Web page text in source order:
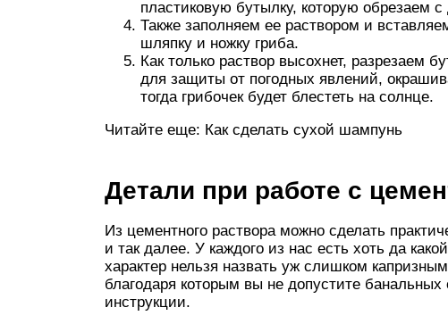
пластиковую бутылку, которую обрезаем с
Также заполняем ее раствором и
шляпку и ножку гриба.
Как только раствор высохнет, разрезаем
для защиты от погодных явлений,
тогда грибочек будет блестеть на солнце.
Читайте еще: Как сделать сухой шампунь
Детали при работе с
Из цементного раствора можно сделать
и так далее. У каждого из нас есть хоть да
характер нельзя назвать уж слишком
благодаря которым вы не допустите
инструкции.